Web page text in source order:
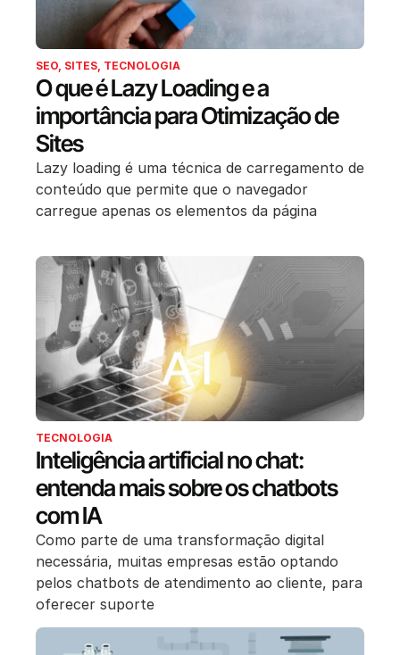
SEO, SITES, TECNOLOGIA
O que é Lazy Loading e a
importância para Otimização de
Sites
Lazy loading é uma técnica de carregamento de
conteúdo que permite que o navegador
carregue apenas os elementos da página
TECNOLOGIA
Inteligência artificial no chat:
entenda mais sobre os chatbots
com IA
Como parte de uma transformação digital
necessária, muitas empresas estão optando
pelos chatbots de atendimento ao cliente, para
oferecer suporte